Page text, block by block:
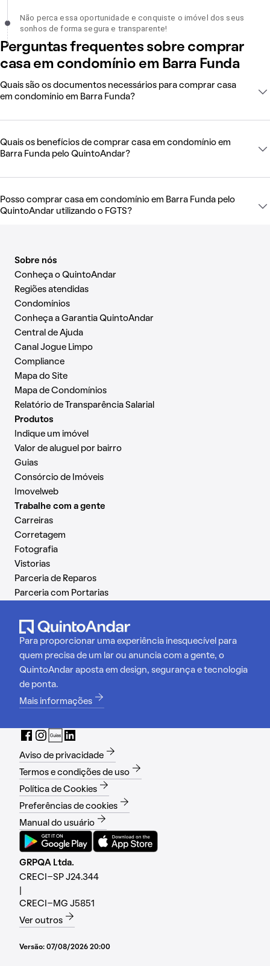
Não perca essa oportunidade e conquiste o imóvel dos seus
de forma segura e transparente!, incompleto
Não perca essa oportunidade e conquiste o imóvel dos seus
sonhos de forma segura e transparente!
Perguntas frequentes sobre comprar
casa em condomínio em Barra Funda
Quais são os documentos necessários para comprar casa
em condomínio em Barra Funda?
Quais os benefícios de comprar casa em condomínio em
Barra Funda pelo QuintoAndar?
Posso comprar casa em condomínio em Barra Funda pelo
QuintoAndar utilizando o FGTS?
Sobre nós
Conheça o QuintoAndar
Regiões atendidas
Condomínios
Conheça a Garantia QuintoAndar
Central de Ajuda
Canal Jogue Limpo
Compliance
Mapa do Site
Mapa de Condomínios
Relatório de Transparência Salarial
Produtos
Indique um imóvel
Valor de aluguel por bairro
Guias
Consórcio de Imóveis
Imovelweb
Trabalhe com a gente
Carreiras
Corretagem
Fotografia
Vistorias
Parceria de Reparos
Parceria com Portarias
Para proporcionar uma experiência inesquecível para
quem precisa de um lar ou anuncia com a gente, o
QuintoAndar aposta em design, segurança e tecnologia
de ponta.
Mais informações
Aviso de privacidade
Termos e condições de uso
Política de Cookies
Preferências de cookies
Manual do usuário
GRPQA Ltda.
CRECI-SP J24.344
CRECI-MG J5851
Ver outros
Versão: 07/08/2026 20:00